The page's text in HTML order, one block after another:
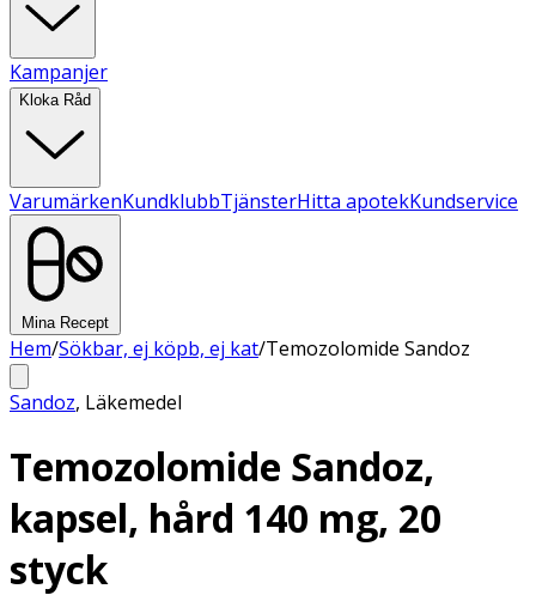
Kampanjer
Kloka Råd
VarumärkenKundklubbTjänsterHitta apotekKundservice
Mina Recept
Hem/Sökbar, ej köpb, ej kat/Temozolomide Sandoz
Sandoz, Läkemedel
Temozolomide Sandoz,
kapsel, hård 140 mg, 20
styck